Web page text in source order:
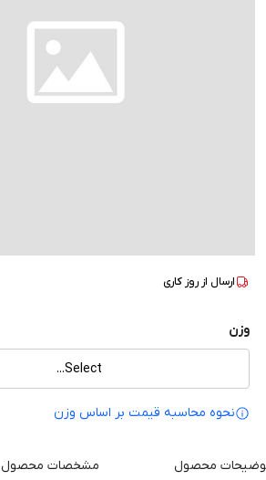
ارسال از روز کاری
وزن
Select...
نحوه محاسبه قیمت بر‌ اساس وزن
محصول مشخصات محصول